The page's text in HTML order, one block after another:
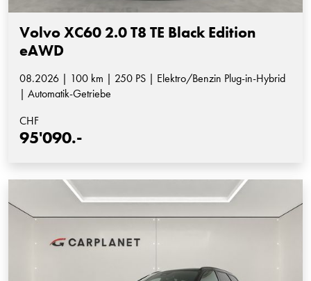
Volvo XC60 2.0 T8 TE Black Edition
eAWD
08.2026 | 100 km | 250 PS | Elektro/Benzin Plug-in-Hybrid
| Automatik-Getriebe
CHF
95'090.-